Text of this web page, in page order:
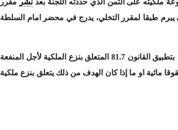
يبرم طبقا لمقرر التخلي، يدرج في محضر امام السلطة
وبالرجوع الى مقتضيات الفصلين6 و7 من المرسوم رقم 382.82.2 بتاريخ 2 رجب1403(16 ابريل1983)، بتطبيق القانون 81.7 المتعلق بنزع الملكية لأجل المنفعة
مائية او ما إذا كان الهدف من ذلك يتعلق بنزع ملكية